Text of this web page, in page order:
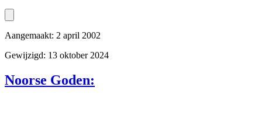
Aangemaakt: 2 april 2002
Gewijzigd: 13 oktober 2024
Noorse Goden: